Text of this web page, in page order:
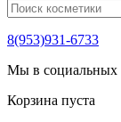
8(953)931-6733
Мы в социальных
Корзина пуста